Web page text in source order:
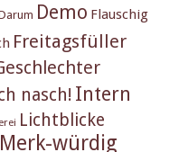
Demo Flauschig
Freitagsfüller
nasch! Intern
Lichtblicke
Merk-würdig